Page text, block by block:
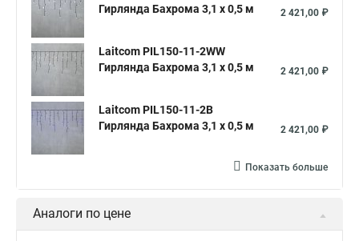
Гирлянда Бахрома 3,1 x 0,5 м
2 421,00 ₽
Laitcom PIL150-11-2WW
Гирлянда Бахрома 3,1 x 0,5 м
2 421,00 ₽
Laitcom PIL150-11-2B
Гирлянда Бахрома 3,1 x 0,5 м
2 421,00 ₽
Показать больше
Аналоги по цене